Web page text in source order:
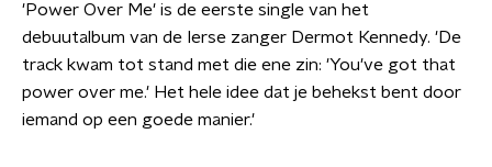
'Power Over Me' is de eerste single van het
debuutalbum van de Ierse zanger Dermot Kennedy. 'De
track kwam tot stand met die ene zin: 'You've got that
power over me.' Het hele idee dat je behekst bent door
iemand op een goede manier.'